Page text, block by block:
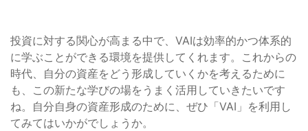
投資に対する関心が高まる中で、VAIは効率的かつ体系的
に学ぶことができる環境を提供してくれます。これからの
時代、自分の資産をどう形成していくかを考えるために
も、この新たな学びの場をうまく活用していきたいです
ね。自分自身の資産形成のために、ぜひ「VAI」を利用し
てみてはいかがでしょうか。